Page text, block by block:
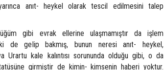
anıt- heykel olarak tescil edilmesini talep
gibi evrak ellerine ulaşmamıştır da işlem
de gelip bakmış, bunun neresi anıt- heykel,
Urartu kale kalıntısı sorununda olduğu gibi, o da
girmiştir de kimin- kimsenin haberi yoktur.